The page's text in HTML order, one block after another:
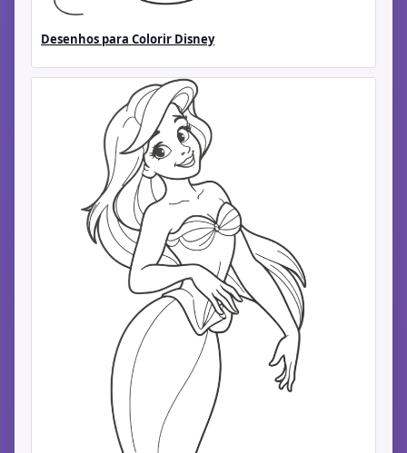
Desenhos para Colorir Disney